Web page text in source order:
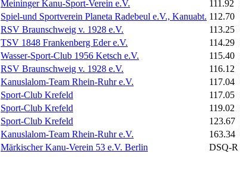
Meininger Kanu-Sport-Verein e.V. 111.92
Spiel-und Sportverein Planeta Radebeul e.V., Kanuabt. 112.70
RSV Braunschweig v. 1928 e.V. 113.25
TSV 1848 Frankenberg Eder e.V. 114.29
Wasser-Sport-Club 1956 Ketsch e.V. 115.40
RSV Braunschweig v. 1928 e.V. 116.12
Kanuslalom-Team Rhein-Ruhr e.V. 117.04
Sport-Club Krefeld 117.05
Sport-Club Krefeld 119.02
Sport-Club Krefeld 123.67
Kanuslalom-Team Rhein-Ruhr e.V. 163.34
Märkischer Kanu-Verein 53 e.V. Berlin DSQ-R